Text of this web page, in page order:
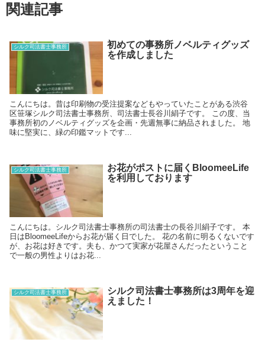
関連記事
シルク司法書士事務所
初めての事務所ノベルティグッズ
を作成しました
こんにちは。昔は印刷物の受注提案などもやっていたことがある渋谷
区笹塚シルク司法書士事務所、司法書士長谷川絹子です。 この度、当
事務所初のノベルティグッズを企画・先週無事に納品されました。 地
味に堅実に、緑の印鑑マットです...
シルク司法書士事務所
お花がポストに届くBloomeeLife
を利用しております
こんにちは。シルク司法書士事務所の司法書士の長谷川絹子です。 本
日はBloomeeLifeからお花が届く日でした。 花の名前に明るくないです
が、お花は好きです。夫も、かつて実家が花屋さんだったということ
で一般の男性よりはお花...
シルク司法書士事務所
シルク司法書士事務所は3周年を迎
えました！